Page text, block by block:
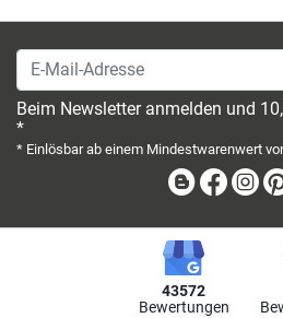
E-Mail-Adresse
Beim Newsletter anmelden und
*
* Einlösbar ab einem Mindestwarenwert
Blog
43572
Bewertungen